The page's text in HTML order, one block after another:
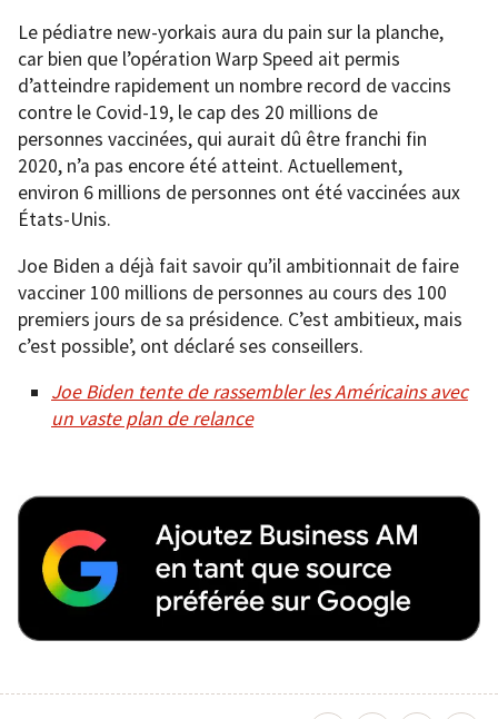
Le pédiatre new-yorkais aura du pain sur la planche,
car bien que l’opération Warp Speed ait permis
d’atteindre rapidement un nombre record de vaccins
contre le Covid-19, le cap des 20 millions de
personnes vaccinées, qui aurait dû être franchi fin
2020, n’a pas encore été atteint. Actuellement,
environ 6 millions de personnes ont été vaccinées aux
États-Unis.
Joe Biden a déjà fait savoir qu’il ambitionnait de faire
vacciner 100 millions de personnes au cours des 100
premiers jours de sa présidence. C’est ambitieux, mais
c’est possible’, ont déclaré ses conseillers.
Joe Biden tente de rassembler les Américains avec
un vaste plan de relance